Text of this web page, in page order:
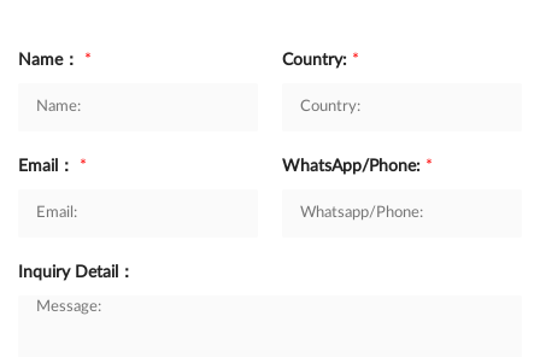
Name： * Country: *
Email： * WhatsApp/Phone: *
Inquiry Detail：